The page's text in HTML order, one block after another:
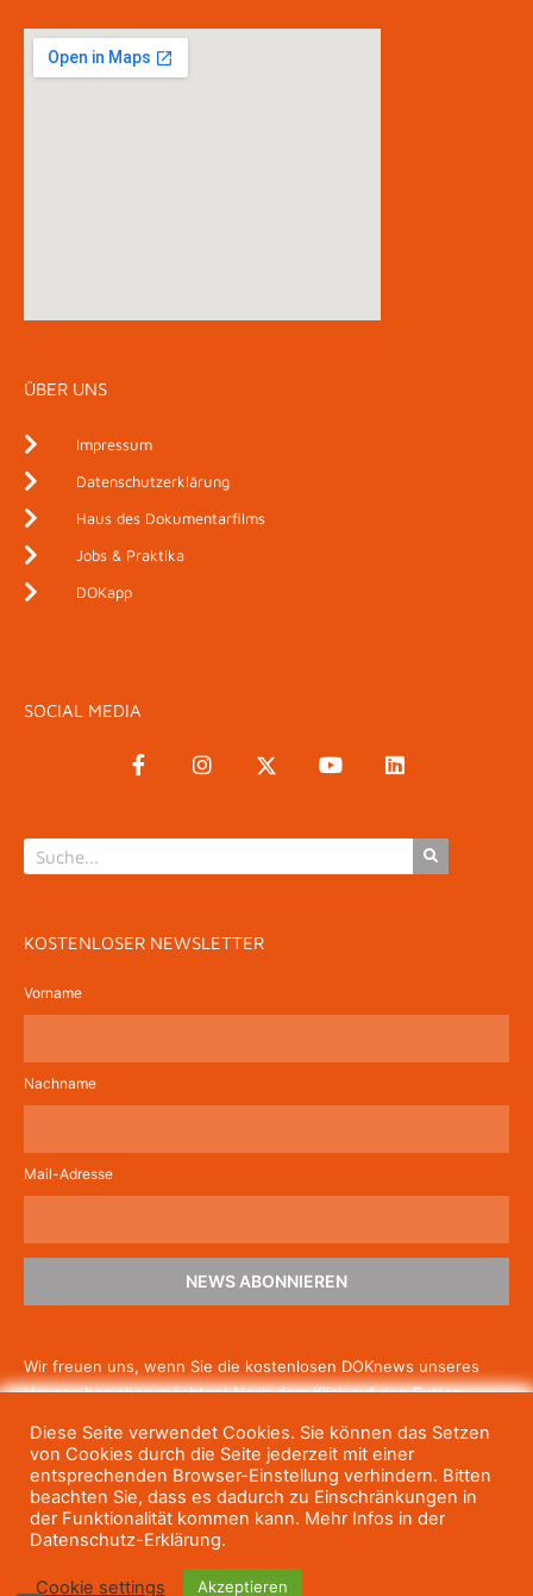
ÜBER UNS
Impressum
Datenschutzerklärung
Haus des Dokumentarfilms
Jobs & Praktika
DOKapp
SOCIAL MEDIA
KOSTENLOSER NEWSLETTER
Vorname
Nachname
Mail-Adresse
NEWS ABONNIEREN
Wir freuen uns, wenn Sie die kostenlosen DOKnews unseres
Hauses beziehen möchten! Nach dem Klick auf den Button
um die Newsletter-Anmeldung abzuschließen. Wenn Sie unsere
Gratis-News irgendwann nicht mehr erhalten wollen, können
Siesich jederzeit einfach wieder abmelden.
Diese Seite verwendet Cookies. Sie können das Setzen
von Cookies durch die Seite jederzeit mit einer
entsprechenden Browser-Einstellung verhindern. Bitten
beachten Sie, dass es dadurch zu Einschränkungen in
der Funktionalität kommen kann. Mehr Infos in der
Datenschutz-Erklärung.
Cookie settings Akzeptieren